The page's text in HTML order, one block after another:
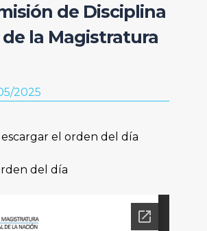
de Disciplina
de la Magistratura
2025
el orden del día
del día